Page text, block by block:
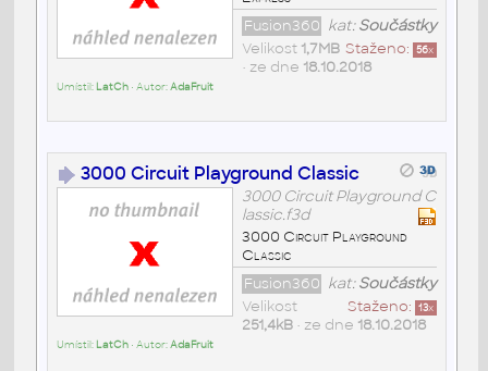
kat:Součástky
Fusion360
Staženo: 56x
Velikost 1,7MB
• ze dne 18.10.2018
Umístil: LatCh• Autor:AdaFruit
3000 Circuit Playground Classic
3000 Circuit Playground C
lassic.f3d
3000 Circuit Playground
Classic
kat:Součástky
Fusion360
Staženo: 13x
Velikost
251,4kB• ze dne 18.10.2018
Umístil: LatCh• Autor:AdaFruit